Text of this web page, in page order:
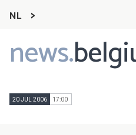
NL
news.
Main
navigation
20 JUL 2006 17:00